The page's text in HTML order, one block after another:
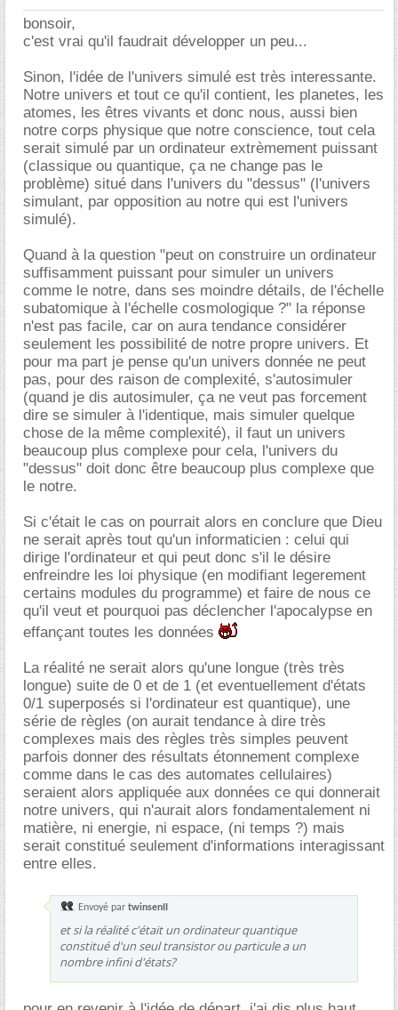
bonsoir,
c'est vrai qu'il faudrait développer un peu...
Sinon, l'idée de l'univers simulé est très interessante.
Notre univers et tout ce qu'il contient, les planetes, les
atomes, les êtres vivants et donc nous, aussi bien
notre corps physique que notre conscience, tout cela
serait simulé par un ordinateur extrèmement puissant
(classique ou quantique, ça ne change pas le
problème) situé dans l'univers du "dessus" (l'univers
simulant, par opposition au notre qui est l'univers
simulé).
Quand à la question "peut on construire un ordinateur
suffisamment puissant pour simuler un univers
comme le notre, dans ses moindre détails, de l'échelle
subatomique à l'échelle cosmologique ?" la réponse
n'est pas facile, car on aura tendance considérer
seulement les possibilité de notre propre univers. Et
pour ma part je pense qu'un univers donnée ne peut
pas, pour des raison de complexité, s'autosimuler
(quand je dis autosimuler, ça ne veut pas forcement
dire se simuler à l'identique, mais simuler quelque
chose de la même complexité), il faut un univers
beaucoup plus complexe pour cela, l'univers du
"dessus" doit donc être beaucoup plus complexe que
le notre.
Si c'était le cas on pourrait alors en conclure que Dieu
ne serait après tout qu'un informaticien : celui qui
dirige l'ordinateur et qui peut donc s'il le désire
enfreindre les loi physique (en modifiant legerement
certains modules du programme) et faire de nous ce
qu'il veut et pourquoi pas déclencher l'apocalypse en
effançant toutes les données
La réalité ne serait alors qu'une longue (très très
longue) suite de 0 et de 1 (et eventuellement d'états
0/1 superposés si l'ordinateur est quantique), une
série de règles (on aurait tendance à dire très
complexes mais des règles très simples peuvent
parfois donner des résultats étonnement complexe
comme dans le cas des automates cellulaires)
seraient alors appliquée aux données ce qui donnerait
notre univers, qui n'aurait alors fondamentalement ni
matière, ni energie, ni espace, (ni temps ?) mais
serait constitué seulement d'informations interagissant
entre elles.
Envoyé par twinsenII
et si la réalité c'était un ordinateur quantique
constitué d'un seul transistor ou particule a un
nombre infini d'états?